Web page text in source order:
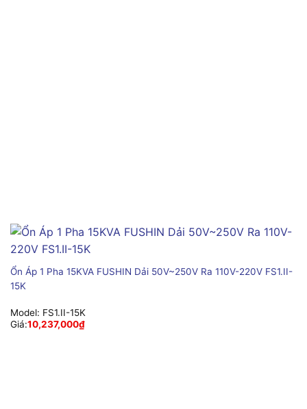
Ổn Áp 1 Pha 15KVA FUSHIN Dải 50V~250V Ra 110V-220V FS1.II-
15K
Model: FS1.II-15K
Giá:10,237,000₫